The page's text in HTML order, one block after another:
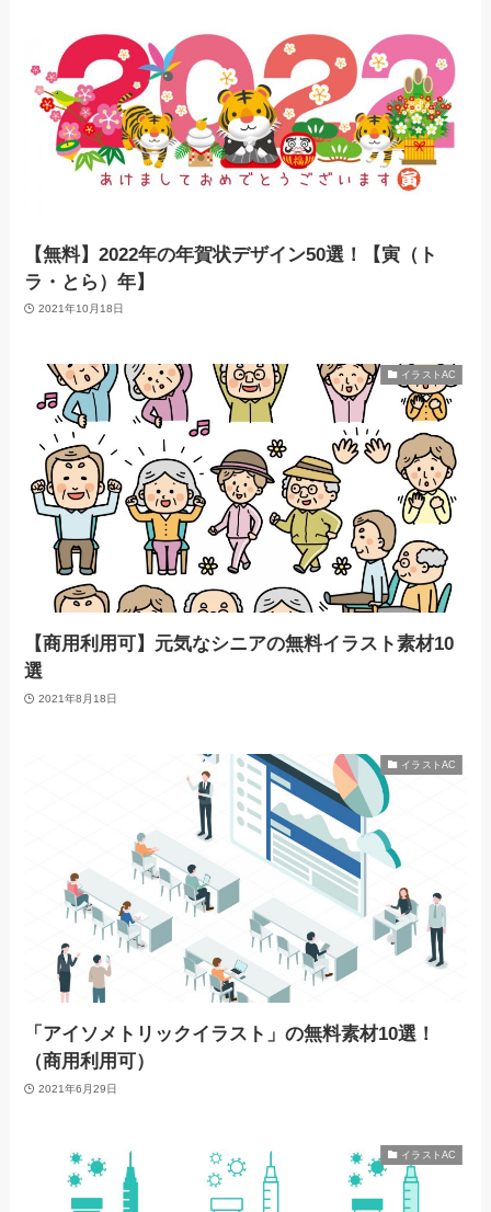
【無料】2022年の年賀状デザイン50選！【寅（ト
ラ・とら）年】
2021年10月18日
イラストAC
【商用利用可】元気なシニアの無料イラスト素材10
選
2021年8月18日
イラストAC
「アイソメトリックイラスト」の無料素材10選！
（商用利用可）
2021年6月29日
イラストAC